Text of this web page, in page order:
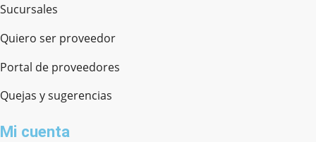
Sucursales
Quiero ser proveedor
Portal de proveedores
Quejas y sugerencias
Mi cuenta